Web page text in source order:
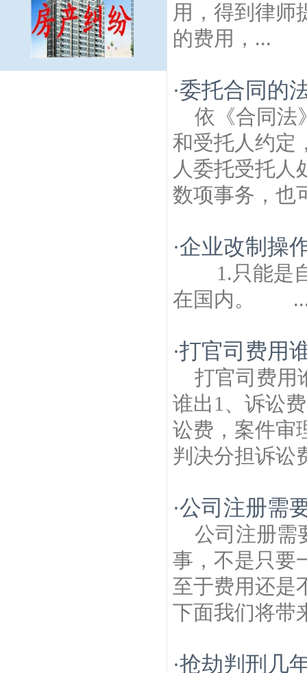
用，得到律
的费用，...
·委托合同的
依《合同法
和受托人约定
人委托受托人
数项事务，也
·企业改制操
1.只能
在国内。
·打官司费用
打官司费用
谁出1、诉讼
讼费，案件审
判决分担诉讼
·公司注册需
公司注册需
事，不是只要
至于费用还是
下面我们将带
·抢劫判刑几